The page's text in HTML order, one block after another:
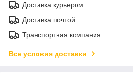
Доставка курьером
Доставка почтой
Транспортная компания
Все условия доставки